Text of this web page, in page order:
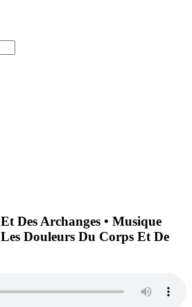
Des Archanges • Musique
Douleurs Du Corps Et De